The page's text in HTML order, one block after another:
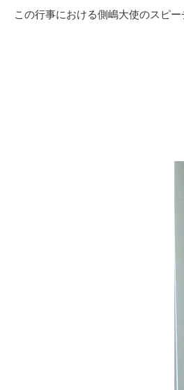
この行事における側嶋大使のスピー